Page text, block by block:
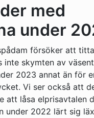
med
under
försöker att
inte skymten av
2023 annat än för
Vi ser också att
att låsa elprisavtalen
under 2022 lärt sig